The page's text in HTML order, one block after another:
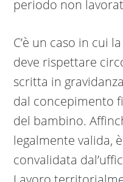
periodo non
C’è un caso in cui
deve rispettare
scritta in
dal concepimento
del bambino.
legalmente valida,
convalidata